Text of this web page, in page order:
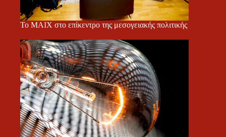
Το ΜΑΙΧ στο επίκεντρο της μεσογειακής πολιτικής